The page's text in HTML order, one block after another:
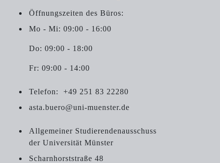
Öffnungszeiten des Büros:
Mo - Mi: 09:00 - 16:00
Do: 09:00 - 18:00
Fr: 09:00 - 14:00
Telefon:
+49 251 83 22280
asta.buero@uni-muenster.de
Allgemeiner Studierendenausschuss
der Universität Münster
Scharnhorststraße 48